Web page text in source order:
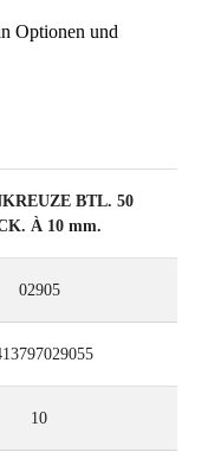
Optionen und
BTL. 50
À 10 mm.
02905
10